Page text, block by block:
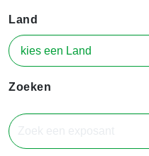
Land
Zoeken